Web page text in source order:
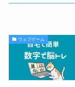
ウェブゲーム